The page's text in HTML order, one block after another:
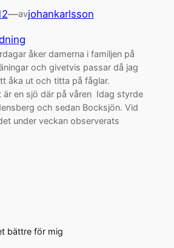
—avjohankarlsson
åker damerna i familjen på
och givetvis passar då jag
åka ut och titta på fåglar.
är en sjö där på våren Idag styrde
och sedan Bocksjön. Vid
under veckan observerats
bättre för mig